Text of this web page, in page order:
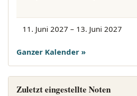
11. Juni 2027 – 13. Juni 2027
Ganzer Kalender »
Zuletzt eingestellte Noten